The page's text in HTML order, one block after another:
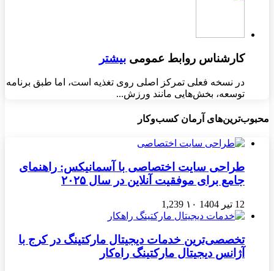
کارشناس روابط عمومی بیشتر
در نسخه فعلی تمرکز اصلی روی تغذیه است، اما طبق برنامه
توسعه، بخش‌هایی مانند ورزش...
محبوب‌ترین‌های آرمان کسب‌وکار
طراحی سایت اختصاصی با آسمانیکس: راهنمای
جامع برای موفقیت آنلاین در سال ۲۰۲۵
12 تیر 1404 ۱۰ 1,239
تخصصی‌ترین خدمات دیجیتال مارکتینگ در کرج با
آژانس دیجیتال مارکتینگ راه‌کار